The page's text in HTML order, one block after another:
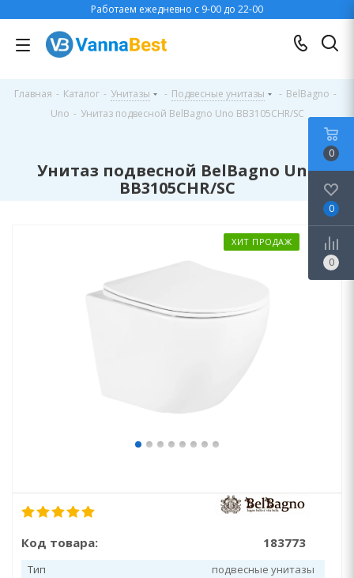
Работаем ежедневно с 9-00 до 22-00
Главная - Каталог - Унитазы - Подвесные унитазы - BelBagno -
Uno - Унитаз подвесной BelBagno Uno BB3105CHR/SC
Унитаз подвесной BelBagno Uno
BB3105CHR/SC
ХИТ ПРОДАЖ
Код товара: 183773
Тип
подвесные унитазы
0
0
0